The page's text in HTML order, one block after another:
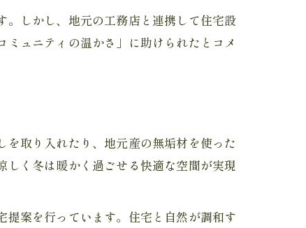
しかし、地元の工務店と連携して住宅設
ュニティの温かさ」に助けられたとコメ
取り入れたり、地元産の無垢材を使った
く冬は暖かく過ごせる快適な空間が実現
案を行っています。住宅と自然が調和す